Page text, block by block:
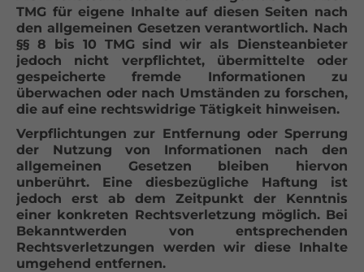
TMG für eigene Inhalte auf diesen Seiten nach
den allgemeinen Gesetzen verantwortlich. Nach
§§ 8 bis 10 TMG sind wir als Diensteanbieter
jedoch nicht verpflichtet, übermittelte oder
gespeicherte fremde Informationen zu
überwachen oder nach Umständen zu forschen,
die auf eine rechtswidrige Tätigkeit hinweisen.
Verpflichtungen zur Entfernung oder Sperrung
der Nutzung von Informationen nach den
allgemeinen Gesetzen bleiben hiervon
unberührt. Eine diesbezügliche Haftung ist
jedoch erst ab dem Zeitpunkt der Kenntnis
einer konkreten Rechtsverletzung möglich. Bei
Bekanntwerden von entsprechenden
Rechtsverletzungen werden wir diese Inhalte
umgehend entfernen.